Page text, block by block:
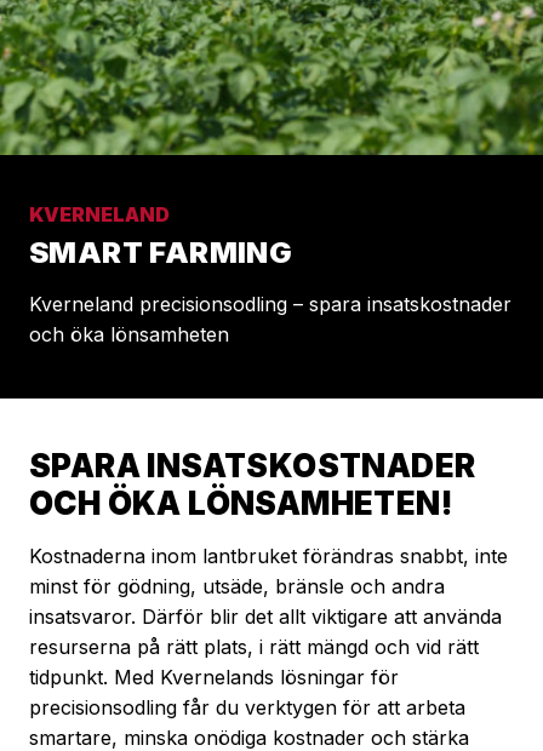
KVERNELAND
SMART FARMING
Kverneland precisionsodling – spara insatskostnader
och öka lönsamheten
SPARA INSATSKOSTNADER
OCH ÖKA LÖNSAMHETEN!
Kostnaderna inom lantbruket förändras snabbt, inte
minst för gödning, utsäde, bränsle och andra
insatsvaror. Därför blir det allt viktigare att använda
resurserna på rätt plats, i rätt mängd och vid rätt
tidpunkt. Med Kvernelands lösningar för
precisionsodling får du verktygen för att arbeta
smartare, minska onödiga kostnader och stärka